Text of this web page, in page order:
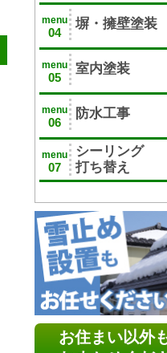
menu
04
塀・擁壁塗装
menu
05
室内塗装
menu
06
防水工事
menu
07
シーリング
打ち替え
お住まい以外